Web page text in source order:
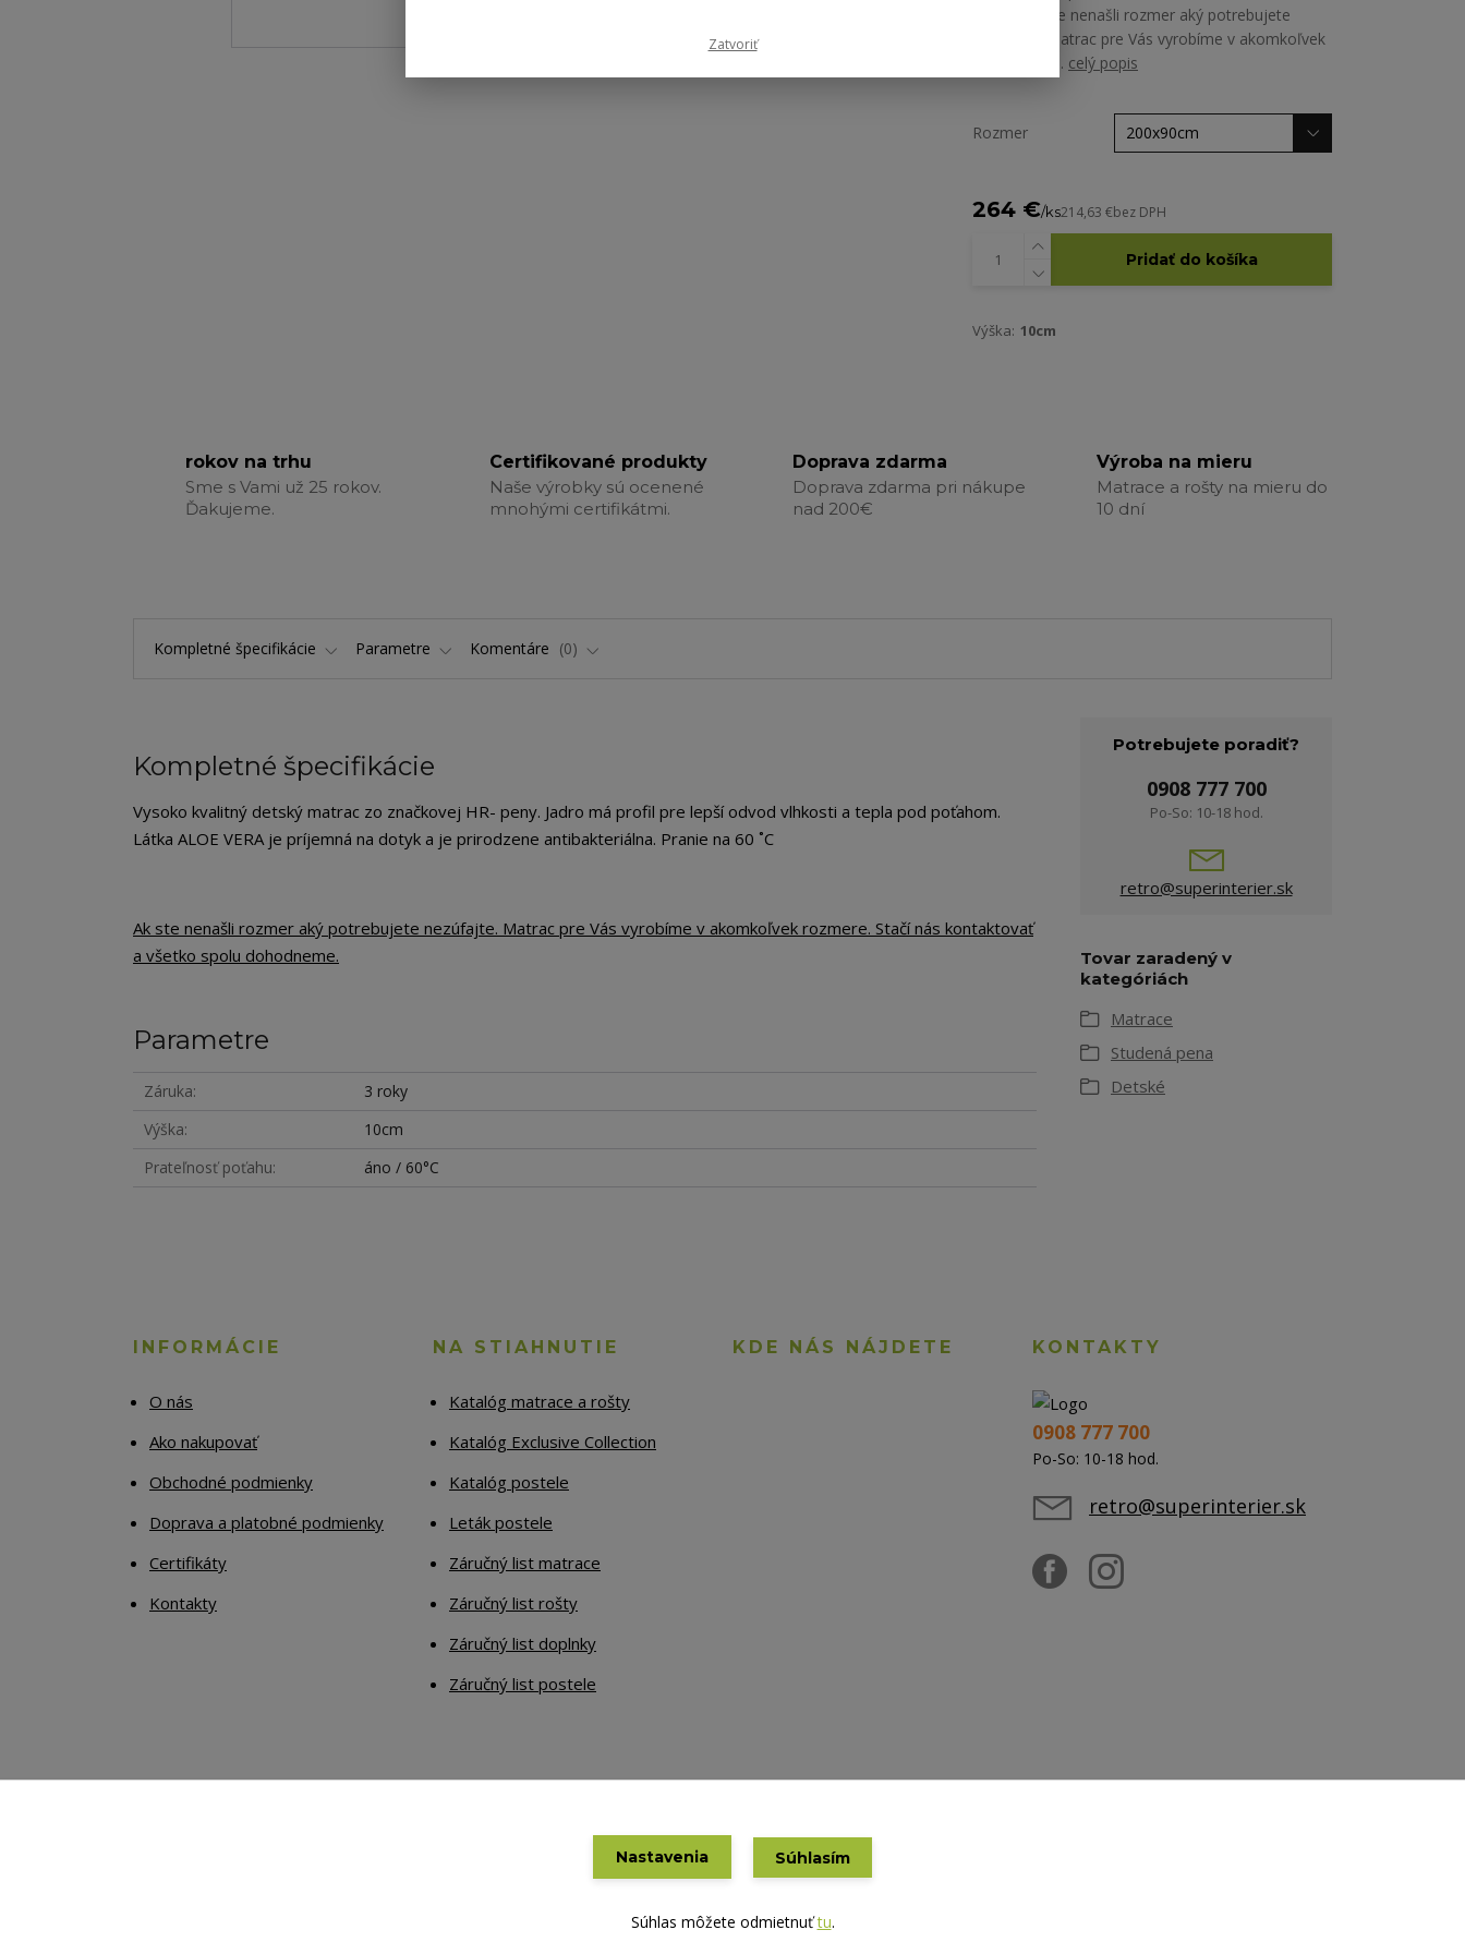
60 ˚C Ak ste nenašli rozmer aký potrebujete
nezúfajte. Matrac pre Vás vyrobíme v akomkoľvek
rozmere. St... celý popis
Rozmer
264 €/ks214,63 €bez DPH
Pridať do košíka
Výška: 10cm
rokov na trhu
Sme s Vami už 25 rokov.
Ďakujeme.
Certifikované produkty
Naše výrobky sú ocenené
mnohými certifikátmi.
Doprava zdarma
Doprava zdarma pri nákupe
nad 200€
Výroba na mieru
Matrace a rošty na mieru do
10 dní
Kompletné špecifikácie Parametre Komentáre 0
Kompletné špecifikácie
Vysoko kvalitný detský matrac zo značkovej HR- peny. Jadro má profil pre lepší odvod vlhkosti a tepla pod poťahom.
Látka ALOE VERA je príjemná na dotyk a je prirodzene antibakteriálna. Pranie na 60 ˚C
Ak ste nenašli rozmer aký potrebujete nezúfajte. Matrac pre Vás vyrobíme v akomkoľvek rozmere. Stačí nás kontaktovať
a všetko spolu dohodneme.
Parametre
Záruka
3 roky
Výška
10cm
Prateľnosť poťahu
áno / 60°C
Potrebujete poradiť?
0908 777 700
Po-So: 10-18 hod.
retro@superinterier.sk
Tovar zaradený v
kategóriách
Matrace
Studená pena
Detské
INFORMÁCIE
O nás
Ako nakupovať
Obchodné podmienky
Doprava a platobné podmienky
Certifikáty
Kontakty
NA STIAHNUTIE
Katalóg matrace a rošty
Katalóg Exclusive Collection
Katalóg postele
Leták postele
Záručný list matrace
Záručný list rošty
Záručný list doplnky
Záručný list postele
KDE NÁS NÁJDETE KONTAKTY
0908 777 700
Po-So: 10-18 hod.
retro@superinterier.sk
Zatvoriť
Nastavenia Súhlasím
Súhlas môžete odmietnuťtu.